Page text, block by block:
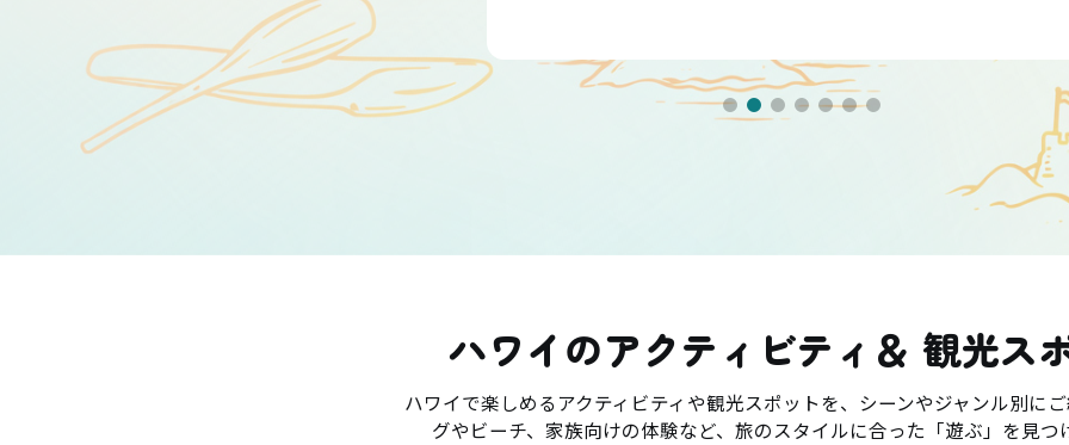
ハワイのアクティビティ＆ 観光ス
ハワイで楽しめるアクティビティや観光スポットを、シーンやジャンル別に
グやビーチ、家族向けの体験など、旅のスタイルに合った「遊ぶ」を見つ